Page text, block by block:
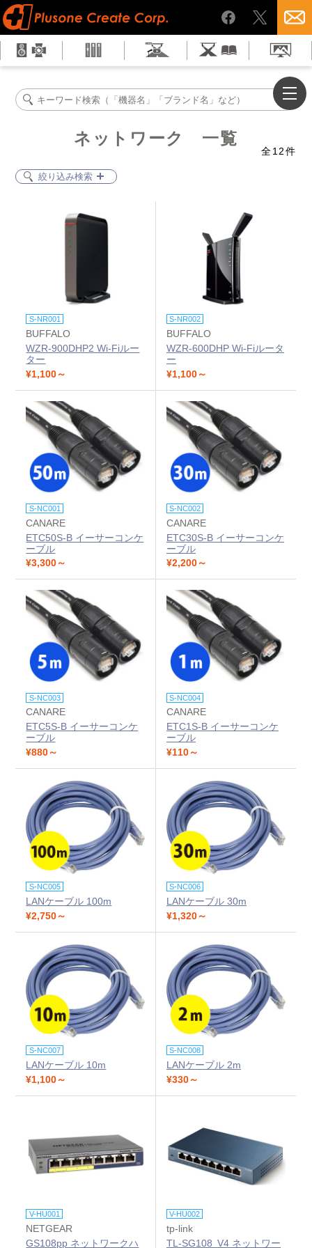
ネットワーク 一覧
全12件
絞り込み検索
イーサーコンケーブル
ネットワークハブ
S-NR001
BUFFALO
WZR-900DHP2 Wi-Fiルー
ター
¥1,100～
S-NR002
BUFFALO
WZR-600DHP Wi-Fiルータ
ー
¥1,100～
S-NC001
CANARE
ETC50S-B イーサーコンケ
ーブル
¥3,300～
S-NC002
CANARE
ETC30S-B イーサーコンケ
ーブル
¥2,200～
S-NC003
CANARE
ETC5S-B イーサーコンケ
ーブル
¥880～
S-NC004
CANARE
ETC1S-B イーサーコンケ
ーブル
¥110～
S-NC005
LANケーブル 100m
¥2,750～
S-NC006
LANケーブル 30m
¥1,320～
S-NC007
LANケーブル 10m
¥1,100～
S-NC008
LANケーブル 2m
¥330～
V-HU001
NETGEAR
GS108pp ネットワークハ
V-HU002
tp-link
TL-SG108 V4 ネットワー